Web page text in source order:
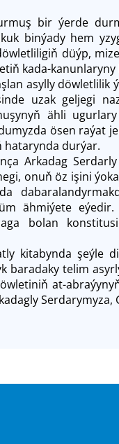
bir ýerde
binýady hem
düýp,
kada-
asylly
uzak geljegi
ähli
ösen raýat
hatarynda durýar.
Arkadag
onuň öz işini
ähmiýete
bolan
kitabynda şeýle
baradaky telim
at-